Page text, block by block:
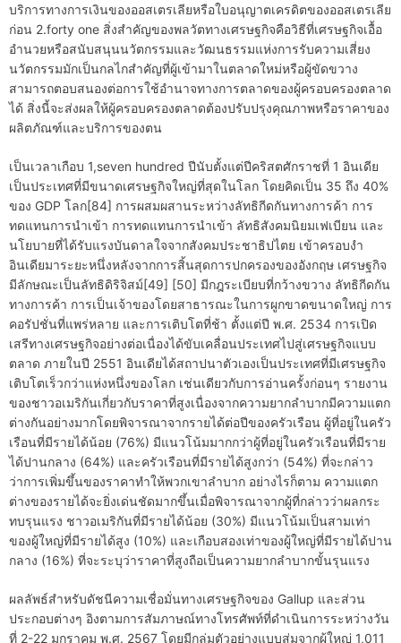
บริการทางการเงินของออสเตรเลียหรือใบอนุญาตเครดิตของออสเตรเลีย
ก่อน 2.forty one สิ่งสำคัญของพลวัตทางเศรษฐกิจคือวิธีที่เศรษฐกิจเอื้อ
อำนวยหรือสนับสนุนนวัตกรรมและวัฒนธรรมแห่งการรับความเสี่ยง
นวัตกรรมมักเป็นกลไกสำคัญที่ผู้เข้ามาในตลาดใหม่หรือผู้ขัดขวาง
สามารถตอบสนองต่อการใช้อำนาจทางการตลาดของผู้ครอบครองตลาด
ได้ สิ่งนี้จะส่งผลให้ผู้ครอบครองตลาดต้องปรับปรุงคุณภาพหรือราคาของ
ผลิตภัณฑ์และบริการของตน
เป็นเวลาเกือบ 1,seven hundred ปีนับตั้งแต่ปีคริสตศักราชที่ 1 อินเดีย
เป็นประเทศที่มีขนาดเศรษฐกิจใหญ่ที่สุดในโลก โดยคิดเป็น 35 ถึง 40%
ของ GDP โลก[84] การผสมผสานระหว่างลัทธิกีดกันทางการค้า การ
ทดแทนการนำเข้า การทดแทนการนำเข้า ลัทธิสังคมนิยมเฟเบียน และ
นโยบายที่ได้รับแรงบันดาลใจจากสังคมประชาธิปไตย เข้าครอบงำ
อินเดียมาระยะหนึ่งหลังจากการสิ้นสุดการปกครองของอังกฤษ เศรษฐกิจ
มีลักษณะเป็นลัทธิดิริจิสม์[49] [50] มีกฎระเบียบที่กว้างขวาง ลัทธิกีดกัน
ทางการค้า การเป็นเจ้าของโดยสาธารณะในการผูกขาดขนาดใหญ่ การ
คอรัปชั่นที่แพร่หลาย และการเติบโตที่ช้า ตั้งแต่ปี พ.ศ. 2534 การเปิด
เสรีทางเศรษฐกิจอย่างต่อเนื่องได้ขับเคลื่อนประเทศไปสู่เศรษฐกิจแบบ
ตลาด ภายในปี 2551 อินเดียได้สถาปนาตัวเองเป็นประเทศที่มีเศรษฐกิจ
เติบโตเร็วกว่าแห่งหนึ่งของโลก เช่นเดียวกับการอ่านครั้งก่อนๆ รายงาน
ของชาวอเมริกันเกี่ยวกับราคาที่สูงเนื่องจากความยากลำบากมีความแตก
ต่างกันอย่างมากโดยพิจารณาจากรายได้ต่อปีของครัวเรือน ผู้ที่อยู่ในครัว
เรือนที่มีรายได้น้อย (76%) มีแนวโน้มมากกว่าผู้ที่อยู่ในครัวเรือนที่มีราย
ได้ปานกลาง (64%) และครัวเรือนที่มีรายได้สูงกว่า (54%) ที่จะกล่าว
ว่าการเพิ่มขึ้นของราคาทำให้พวกเขาลำบาก อย่างไรก็ตาม ความแตก
ต่างของรายได้จะยิ่งเด่นชัดมากขึ้นเมื่อพิจารณาจากผู้ที่กล่าวว่าผลกระ
ทบรุนแรง ชาวอเมริกันที่มีรายได้น้อย (30%) มีแนวโน้มเป็นสามเท่า
ของผู้ใหญ่ที่มีรายได้สูง (10%) และเกือบสองเท่าของผู้ใหญ่ที่มีรายได้ปาน
กลาง (16%) ที่จะระบุว่าราคาที่สูงถือเป็นความยากลำบากขั้นรุนแรง
ผลลัพธ์สำหรับดัชนีความเชื่อมั่นทางเศรษฐกิจของ Gallup และส่วน
ประกอบต่างๆ อิงตามการสัมภาษณ์ทางโทรศัพท์ที่ดำเนินการระหว่างวัน
ที่ 2-22 มกราคม พ.ศ. 2567 โดยมีกลุ่มตัวอย่างแบบสุ่มจากผู้ใหญ่ 1,011